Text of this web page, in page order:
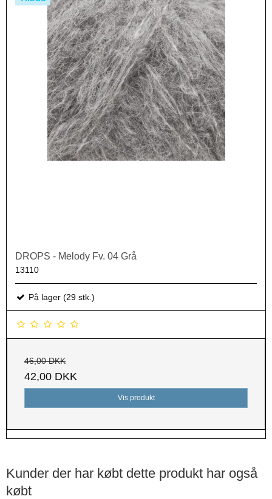
DROPS - Melody Fv. 04 Grå
13110
På lager (29 stk.)
46,00 DKK
42,00 DKK
Vis produkt
Kunder der har købt dette produkt har også
købt